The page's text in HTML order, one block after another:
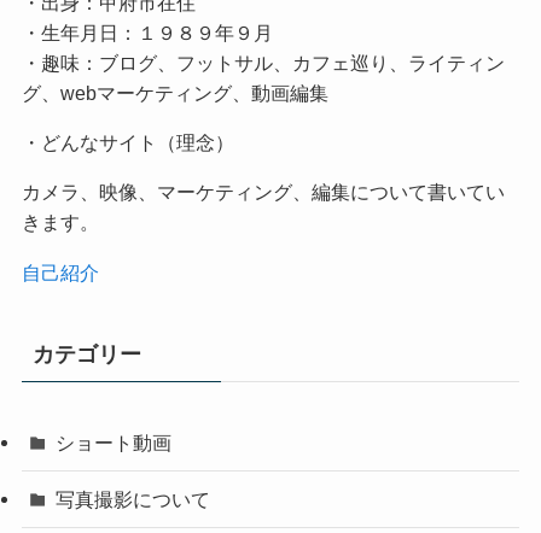
・生年月日：１９８９年９月
・趣味：ブログ、フットサル、カフェ巡り、ライティン
グ、webマーケティング、動画編集
・どんなサイト（理念）
カメラ、映像、マーケティング、編集について書いてい
きます。
自己紹介
カテゴリー
ショート動画
写真撮影について